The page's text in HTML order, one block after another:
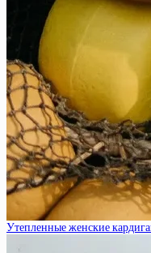
Утепленные женские